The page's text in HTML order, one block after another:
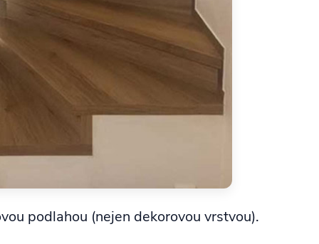
podlahou (nejen dekorovou vrstvou).